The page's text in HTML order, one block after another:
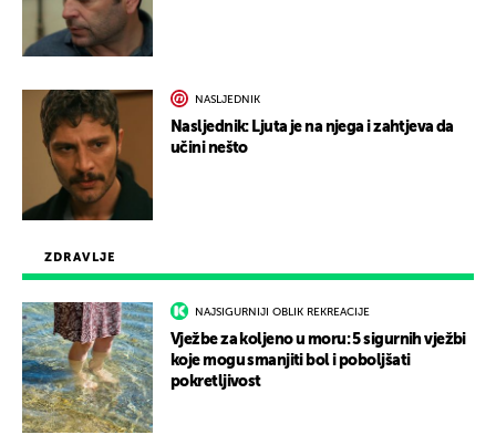
ZDRAVLJE
NAJSIGURNIJI OBLIK REKREACIJE
Vježbe za koljeno u moru: 5 sigurnih vježbi
koje mogu smanjiti bol i poboljšati
pokretljivost
NASLJEDNIK
Nasljednik: Ljuta je na njega i zahtjeva da
učini nešto